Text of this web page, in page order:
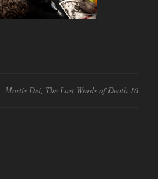
Mortis Dei, The Last Words of Death 16